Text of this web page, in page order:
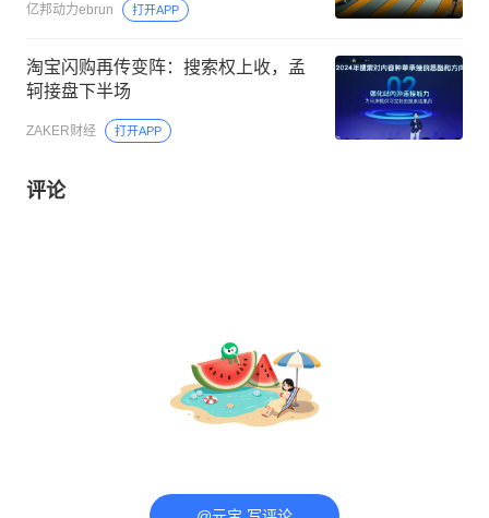
亿邦动力ebrun 打开APP
淘宝闪购再传变阵：搜索权上收，孟
轲接盘下半场
ZAKER财经 打开APP
评论